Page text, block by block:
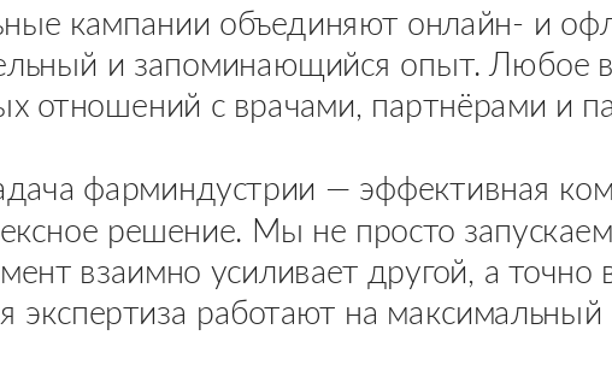
кампании объединяют онлайн- и
и запоминающийся опыт.
отношений с врачами, партнёрами и
фарминдустрии — эффективная
решение. Мы не просто
взаимно усиливает другой, а
экспертиза работают на максимальный